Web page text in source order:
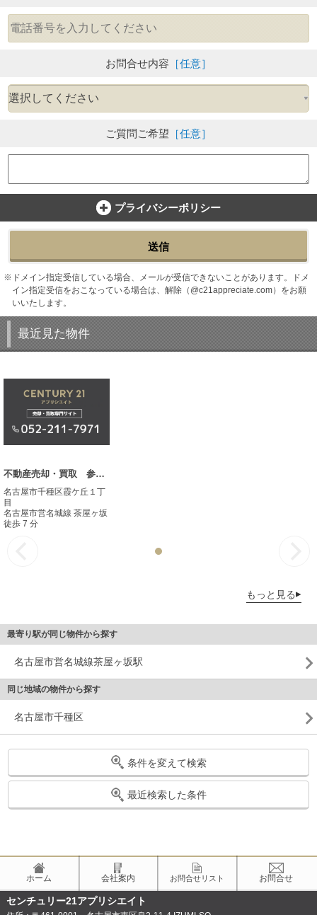
お問合せ内容 ［任意］
ご質問ご希望 ［任意］
プライバシーポリシー
送信
ドメイン指定受信している場合、メールが受信できないことがあります。ドメ
イン指定受信をおこなっている場合は、解除（@c21appreciate.com）をお願
いいたします。
最近見た物件
不動産売却・買取 参考事例
名古屋市千種区霞ケ丘１丁
目
名古屋市営名城線 茶屋ヶ坂
徒歩 7 分
もっと見る
最寄り駅が同じ物件から探す
名古屋市営名城線茶屋ヶ坂駅
同じ地域の物件から探す
名古屋市千種区
条件を変えて検索
最近検索した条件
ホーム 会社案内 お問合せリスト お問合せ
センチュリー21アプリシエイト